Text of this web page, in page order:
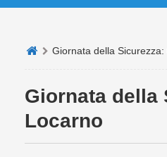
Giornata della
Giornata della
Locarno